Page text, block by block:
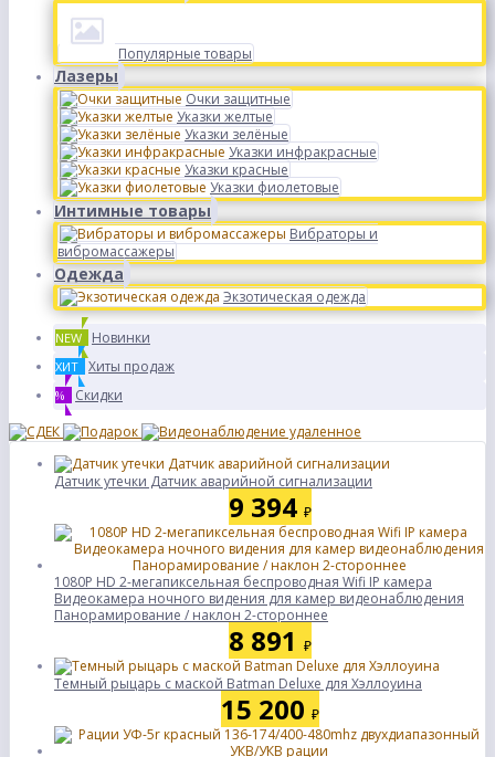
Популярные товары
Лазеры
Очки защитные
Указки желтые
Указки зелёные
Указки инфракрасные
Указки красные
Указки фиолетовые
Интимные товары
Вибраторы и
вибромассажеры
Одежда
Экзотическая одежда
NEW Новинки
ХИТ Хиты продаж
% Скидки
Датчик утечки Датчик аварийной сигнализации
9 394 ₽
1080P HD 2-мегапиксельная беспроводная Wifi IP камера
Видеокамера ночного видения для камер видеонаблюдения
Панорамирование / наклон 2-стороннее
8 891 ₽
Темный рыцарь с маской Batman Deluxe для Хэллоуина
15 200 ₽